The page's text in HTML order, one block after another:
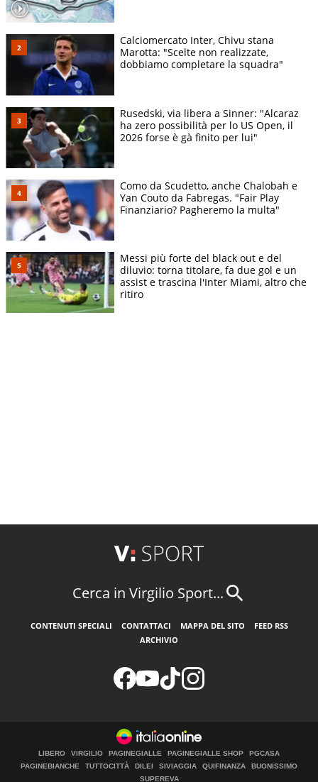
Calciomercato Inter, Chivu stana
Marotta: "Scelte non realizzate,
dobbiamo completare la squadra"
Rusedski, via libera a Sinner: "Alcaraz
ha zero possibilità per lo US Open, il
2026 forse è gà finito per lui"
Como da Scudetto, anche Chalobah e
Yan Couto da Fabregas. "Fair Play
Finanziario? Pagheremo la multa"
Messi più forte del black out e del
diluvio: torna titolare, fa due gol e un
assist e trascina l'Inter Miami, altro che
ritiro
Cerca in Virgilio Sport...
CONTENUTI SPECIALI CONTATTACI MAPPA DEL SITO
FEED RSS
ARCHIVIO
LIBERO VIRGILIO PAGINEGIALLE PAGINEGIALLE SHOP
PGCASA
PAGINEBIANCHE
TUTTOCITTÀ DILEI SIVIAGGIA QUIFINANZA
BUONISSIMO
SUPEREVA